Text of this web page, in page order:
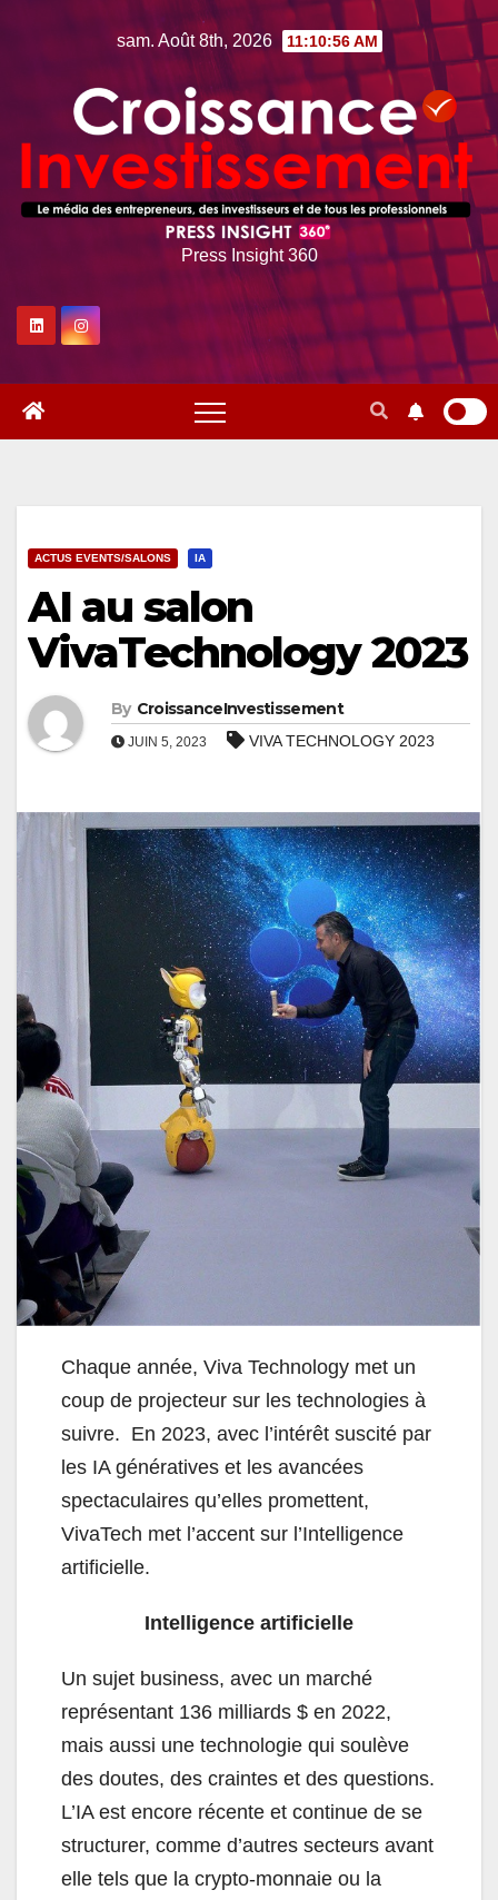
sam. Août 8th, 2026 11:10:58 AM
Press Insight 360
ACTUS EVENTS/SALONS IA
AI au salon
VivaTechnology 2023
By CroissanceInvestissement
JUIN 5, 2023 VIVA TECHNOLOGY 2023
Chaque année, Viva Technology met un
coup de projecteur sur les technologies à
suivre. En 2023, avec l’intérêt suscité par
les IA génératives et les avancées
spectaculaires qu’elles promettent,
VivaTech met l’accent sur l’Intelligence
artificielle.
Intelligence artificielle
Un sujet business, avec un marché
représentant 136 milliards $ en 2022,
mais aussi une technologie qui soulève
des doutes, des craintes et des questions.
L’IA est encore récente et continue de se
structurer, comme d’autres secteurs avant
elle tels que la crypto-monnaie ou la